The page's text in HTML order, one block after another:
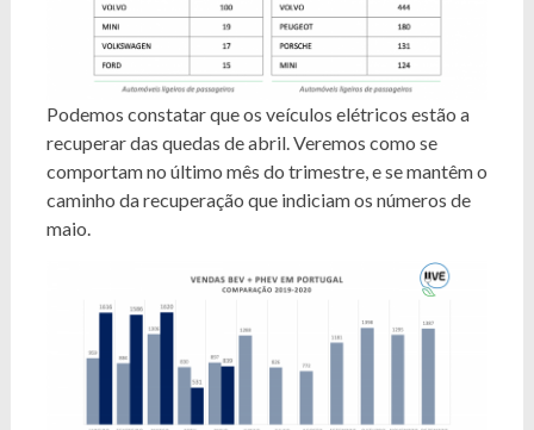
Podemos constatar que os veículos elétricos estão a
recuperar das quedas de abril. Veremos como se
comportam no último mês do trimestre, e se mantêm o
caminho da recuperação que indiciam os números de
maio.